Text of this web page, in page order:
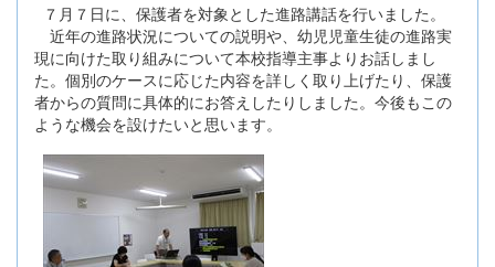
７月７日に、保護者を対象とした進路講話を行いました。
近年の進路状況についての説明や、幼児児童生徒の進路実
現に向けた取り組みについて本校指導主事よりお話しまし
た。個別のケースに応じた内容を詳しく取り上げたり、保護
者からの質問に具体的にお答えしたりしました。今後もこの
ような機会を設けたいと思います。